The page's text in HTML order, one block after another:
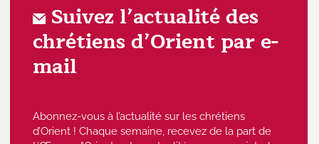
Suivez l’actualité des
chrétiens d’Orient par e-
mail
Abonnez-vous à l’actualité sur les chrétiens
d’Orient ! Chaque semaine, recevez de la part de